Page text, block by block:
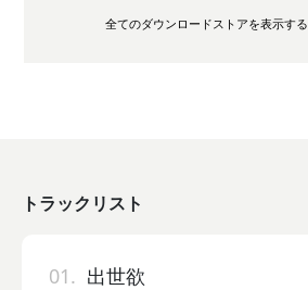
全てのダウンロードストアを表示する
トラックリスト
01. 出世欲